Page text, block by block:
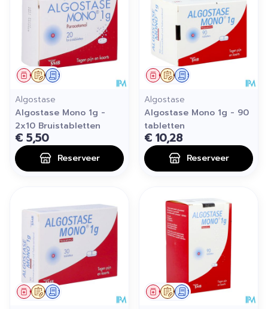
Op voorschrift
GeneesmiddelSchriftelijke aanvraag
Algostase
Algostase Mono 1g -
2x10 Bruistabletten
€ 5,50
Reserveer
Op voorschrift
GeneesmiddelSchriftelijke aanvraag
Algostase
Algostase Mono 1g - 90
tabletten
€ 10,28
Reserveer
Op voorschrift
GeneesmiddelSchriftelijke aanvraag Op voorschrift
GeneesmiddelSchriftelijke aanvraag